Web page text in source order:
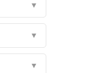
▼
▼
▼